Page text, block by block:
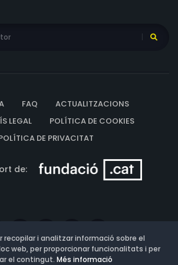
FAQ
ACTUALITZACIONS
LEGAL
POLÍTICA DE COOKIES
DE PRIVACITAT
de:
recopilar i analitzar informació sobre el
web, per proporcionar funcionalitats i per
el contingut. Més informació